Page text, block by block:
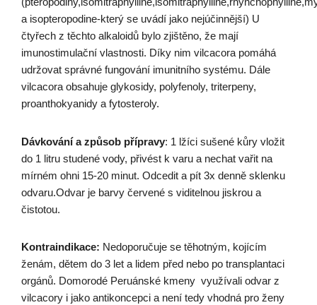
a isopteropodine-který se uvádí jako nejúčinnější) U
čtyřech z těchto alkaloidů bylo zjištěno, že mají
imunostimulační vlastnosti. Díky nim vilcacora pomáhá
udržovat správné fungování imunitního systému. Dále
vilcacora obsahuje glykosidy, polyfenoly, triterpeny,
proanthokyanidy a fytosteroly.
Dávkování a způsob přípravy: 1 lžíci sušené kůry vložit
do 1 litru studené vody, přivést k varu a nechat vařit na
mírném ohni 15-20 minut. Odcedit a pít 3x denně sklenku
odvaru.Odvar je barvy červené s viditelnou jiskrou a
čistotou.
Kontraindikace: Nedoporučuje se těhotným, kojícím
ženám, dětem do 3 let a lidem před nebo po transplantaci
orgánů. Domorodé Peruánské kmeny využívali odvar z
vilcacory i jako antikoncepci a není tedy vhodná pro ženy